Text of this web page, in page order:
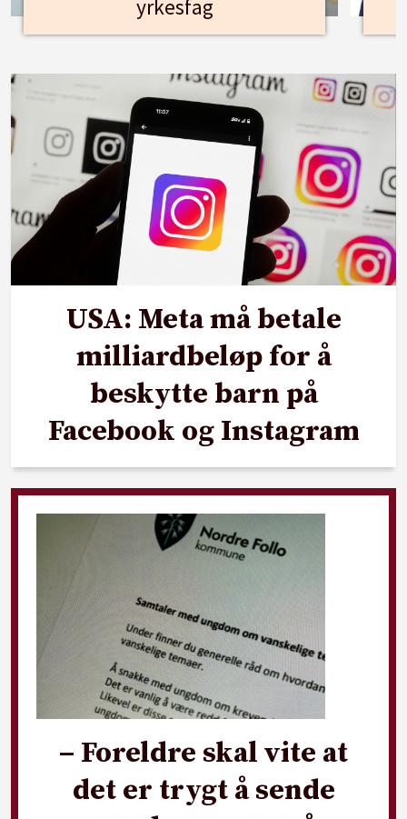
yrkesfag
USA: Meta må betale
milliardbeløp for å
beskytte barn på
Facebook og Instagram
– Foreldre skal vite at
det er trygt å sende